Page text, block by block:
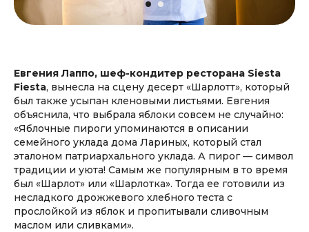
Евгения Лаппо, шеф-кондитер ресторана Siesta
Fiesta, вынесла на сцену десерт «Шарлотт», который
был также усыпан кленовыми листьями. Евгения
объяснила, что выбрала яблоки совсем не случайно:
«Яблочные пироги упоминаются в описании
семейного уклада дома Лариных, который стал
эталоном патриархального уклада. А пирог — символ
традиции и уюта! Самым же популярным в то время
был «Шарлот» или «Шарлотка». Тогда ее готовили из
несладкого дрожжевого хлебного теста с
прослойкой из яблок и пропитывали сливочным
маслом или сливками».